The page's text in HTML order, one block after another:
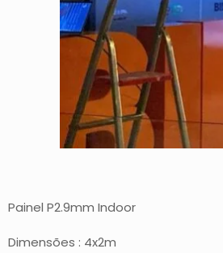
Painel P2.9mm Indoor
Dimensões : 4x2m